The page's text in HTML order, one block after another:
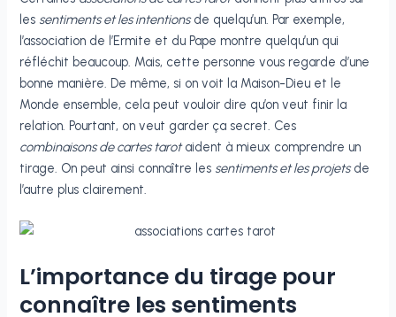
les sentiments et les intentionsde quelqu’un. Par exemple,
l’association de l’Ermite et du Pape montre quelqu’un qui
réfléchit beaucoup. Mais, cette personne vous regarde d’une
bonne manière. De même, si on voit la Maison-Dieu et le
Monde ensemble, cela peut vouloir dire qu’on veut finir la
relation. Pourtant, on veut garder ça secret. Ces
combinaisons de cartes tarotaident à mieux comprendre un
tirage. On peut ainsi connaître les sentiments et les projetsde
l’autre plus clairement.
L’importance du tirage pour
connaître les sentiments